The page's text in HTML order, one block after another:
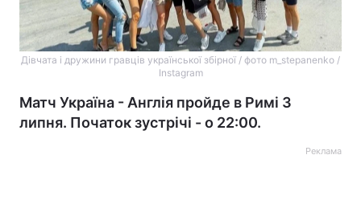
Дівчата і дружини гравців української збірної / фото m_stepanenko /
Instagram
Матч Україна - Англія пройде в Римі 3
липня. Початок зустрічі - о 22:00.
Реклама